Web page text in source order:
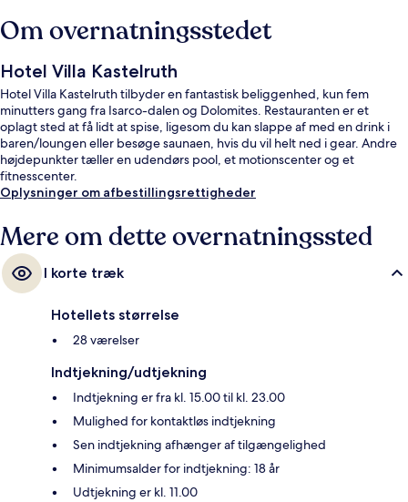
Om overnatningsstedet
Hotel Villa Kastelruth
Hotel Villa Kastelruth tilbyder en fantastisk beliggenhed, kun fem
minutters gang fra Isarco-dalen og Dolomites. Restauranten er et
oplagt sted at få lidt at spise, ligesom du kan slappe af med en drink i
baren/loungen eller besøge saunaen, hvis du vil helt ned i gear. Andre
højdepunkter tæller en udendørs pool, et motionscenter og et
fitnesscenter.
Oplysninger om afbestillingsrettigheder
Mere om dette overnatningssted
I korte træk
Hotellets størrelse
28 værelser
Indtjekning/udtjekning
Indtjekning er fra kl. 15.00 til kl. 23.00
Mulighed for kontaktløs indtjekning
Sen indtjekning afhænger af tilgængelighed
Minimumsalder for indtjekning: 18 år
Udtjekning er kl. 11.00